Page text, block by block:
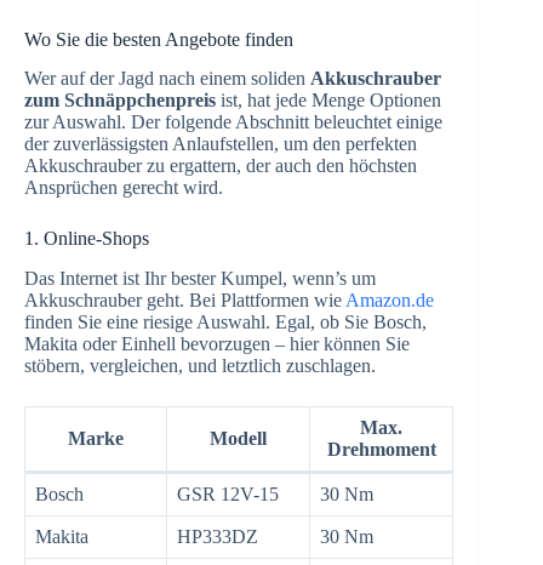
Wo Sie die besten Angebote finden
Wer auf der Jagd nach einem soliden Akkuschrauber
zum Schnäppchenpreis ist, hat jede Menge Optionen
zur Auswahl. Der folgende Abschnitt beleuchtet einige
der zuverlässigsten Anlaufstellen, um den perfekten
Akkuschrauber zu ergattern, der auch den höchsten
Ansprüchen gerecht wird.
1. Online-Shops
Das Internet ist Ihr bester Kumpel, wenn’s um
Akkuschrauber geht. Bei Plattformen wie Amazon.de
finden Sie eine riesige Auswahl. Egal, ob Sie Bosch,
Makita oder Einhell bevorzugen – hier können Sie
stöbern, vergleichen, und letztlich zuschlagen.
Marke Modell
Max.
Drehmoment
Bosch GSR 12V-15 30 Nm
Makita HP333DZ 30 Nm